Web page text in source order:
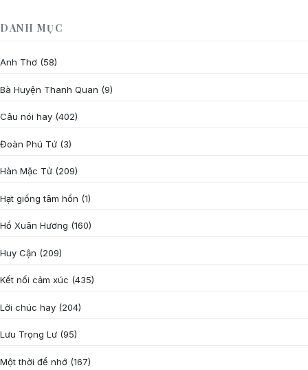
DANH MỤC
Anh Thơ (58)
Bà Huyện Thanh Quan (9)
Câu nói hay (402)
Đoàn Phú Tứ (3)
Hàn Mặc Tử (209)
Hạt giống tâm hồn (1)
Hồ Xuân Hương (160)
Huy Cận (209)
Kết nối cảm xúc (435)
Lời chúc hay (204)
Lưu Trọng Lư (95)
Một thời để nhớ (167)